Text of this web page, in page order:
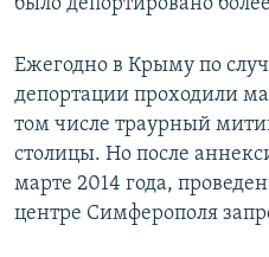
было депортировано
Ежегодно в Крыму по
депортации проходили
том числе траурный
столицы. Но после
марте 2014 года,
центре Симферополя